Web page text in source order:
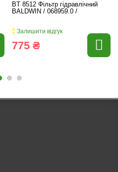
BT 8512 Фільтр гідравлічний
BALDWIN / 068959.0 /
Залишити відгук
775 ₴